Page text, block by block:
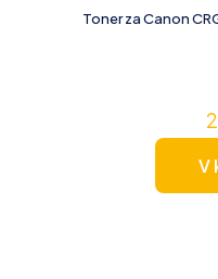
Toner za Canon
V